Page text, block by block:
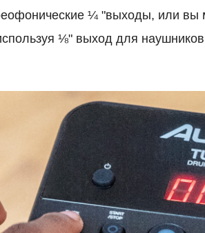
¼ "выходы, или вы
⅛" выход для